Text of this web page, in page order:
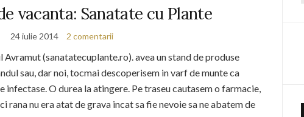
vacanta: Sanatate cu Plante
24 iulie 2014 2 comentarii
Avramut (sanatatecuplante.ro). avea un stand de produse
sau, dar noi, tocmai descoperisem in varf de munte ca
infectase. O durea la atingere. Pe traseu cautasem o farmacie,
rana nu era atat de grava incat sa fie nevoie sa ne abatem de